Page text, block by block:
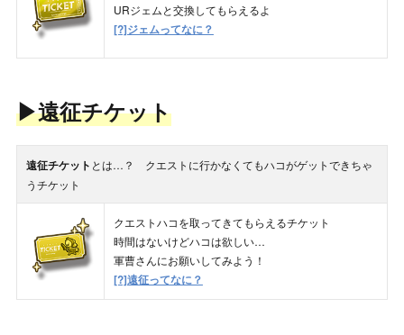
URジェムと交換してもらえるよ
[?]ジェムってなに？
▶遠征チケット
遠征チケット とは…？ クエストに行かなくてもハコがゲットできちゃ
うチケット
クエストハコを取ってきてもらえるチケット
時間はないけどハコは欲しい…
軍曹さんにお願いしてみよう！
[?]遠征ってなに？